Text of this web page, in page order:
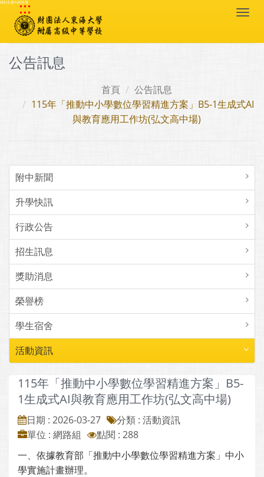
跳到主要內容區塊
:::
公告訊息
首頁
公告訊息
115年「推動中小學數位學習精進方案」B5-1生成式AI
與教育應用工作坊(弘文高中場)
附中新聞
升學快訊
行政公告
招生訊息
獎助消息
榮譽榜
學生宿舍
活動資訊
115年「推動中小學數位學習精進方案」B5-
1生成式AI與教育應用工作坊(弘文高中場)
日期 : 2026-03-27
分類 : 活動資訊
單位 : 網路組
點閱 : 288
一、依據教育部「推動中小學數位學習精進方案」中小
學實施計畫辦理。